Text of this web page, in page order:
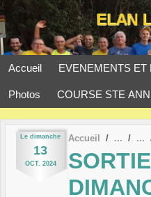
Accueil EVENEMENTS ET
Photos COURSE STE
Le dimanche
13
OCT. 2024
Accueil
Panneau de gestion des